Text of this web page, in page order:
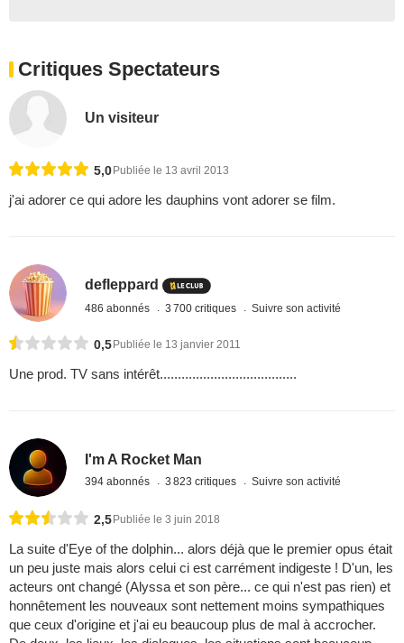
Critiques Spectateurs
Un visiteur
5,0 Publiée le 13 avril 2013
j'ai adorer ce qui adore les dauphins vont adorer se film.
defleppard
486 abonnés 3 700 critiques Suivre son activité
0,5 Publiée le 13 janvier 2011
Une prod. TV sans intérêt......................................
I'm A Rocket Man
394 abonnés 3 823 critiques Suivre son activité
2,5Publiée le 3 juin 2018
La suite d'Eye of the dolphin... alors déjà que le premier opus était
un peu juste mais alors celui ci est carrément indigeste ! D'un, les
acteurs ont changé (Alyssa et son père... ce qui n'est pas rien) et
honnêtement les nouveaux sont nettement moins sympathiques
que ceux d'origine et j'ai eu beaucoup plus de mal à accrocher.